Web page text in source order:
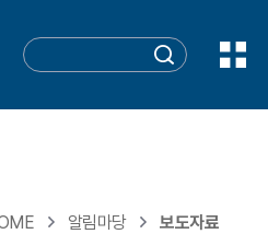
알림마당 보도자료